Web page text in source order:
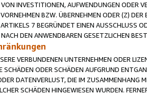
INVESTITIONEN, AUFWENDUNGEN ODER
BZW. ÜBERNEHMEN ODER (Z)
7 BEGRÜNDET EINEN AUSSCHLUSS
DEN ANWENDBAREN GESETZLICHEN
VERBUNDENEN UNTERNEHMEN ODER
SCHÄDEN ODER SCHÄDEN AUFGRUND
DATENVERLUST, DIE IM ZUSAMMENHANG
SCHÄDEN HINGEWIESEN WURDEN.